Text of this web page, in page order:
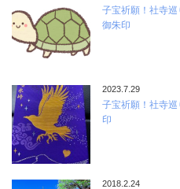
子宝祈願！社寺
御朱印
2023.7.29
子宝祈願！社寺
印
2018.2.24